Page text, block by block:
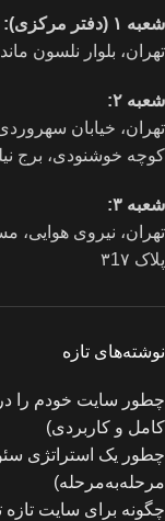
شعبه ۱ (دفتر مرکزی):
تهران، بلوار نلسون
شعبه ۲:
تهران، خيابان
کوچه خوشنودی، برج
شعبه ۳:
تهران، نیروی هوایی،
پلاک ۳1۷
نوشته‌های تازه
چطور سایت خودم را
کامل و کاربردی)
چطور یک استراتژی
مرحله‌به‌مرحله)
چگونه برای سایت تازه‌